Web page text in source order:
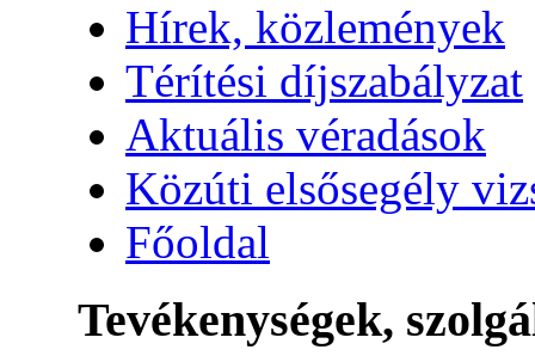
Hírek, közlemények
Térítési díjszabályzat
Aktuális véradások
Közúti elsősegély
Főoldal
Tevékenységek,